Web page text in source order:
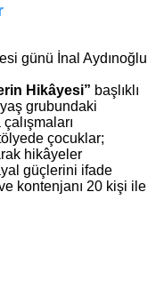
günü İnal Aydınoğlu
Hikâyesi” başlıklı
grubundaki
çocuklar;
hikâyeler
güçlerini ifade
kontenjanı 20 kişi ile